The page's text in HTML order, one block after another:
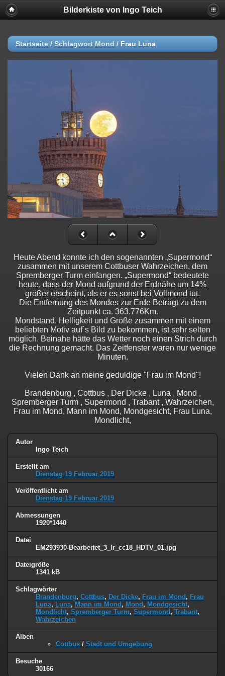
Bilderkiste von Ingo Teich
Startseite / Schlagwort Mond / Frau Luna
Heute Abend konnte ich den sogenannten „Supermond“
zusammen mit unserem Cottbuser Wahrzeichen, dem
Spremberger Turm einfangen. „Supermond“ bedeutete
heute, dass der Mond aufgrund der Erdnähe um 14%
größer erscheint, als er es sonst bei Vollmond tut.
Die Entfernung des Mondes zur Erde Beträgt zu dem
Zeitpunkt ca. 363.776Km.
Mondstand, Helligkeit und Größe zusammen mit einem
beliebten Motiv auf´s Bild zu bekommen, ist sehr selten
möglich. Beinahe hätte das Wetter noch einen Strich durch
die Rechnung gemacht. Das Zeitfenster waren nur wenige
Minuten.
Vielen Dank an meine geduldige "Frau im Mond"!
Brandenburg , Cottbus , Der Dicke , Luna , Mond ,
Spremberger Turm , Supermond , Trabant , Wahrzeichen,
Frau im Mond, Mann im Mond, Mondgesicht, Frau Luna,
Mondlicht,
Autor
Ingo Teich
Erstellt am
Dienstag 19 Februar 2019
Veröffentlicht am
Dienstag 19 Februar 2019
Abmessungen
1920*1440
Datei
EM293930-Bearbeitet_3_lr_cc18_HDTV_01.jpg
Dateigröße
1341 kB
Schlagwörter
Brandenburg, Cottbus, Der Dicke, Frau im Mond , Frau
Luna, Luna, Mann im Mond , Mond , Mondgesicht,
Mondlicht, Spremberger Turm, Supermond , Trabant,
Wahrzeichen
Alben
Cottbus / Stadt und Umgebung
Besuche
30166